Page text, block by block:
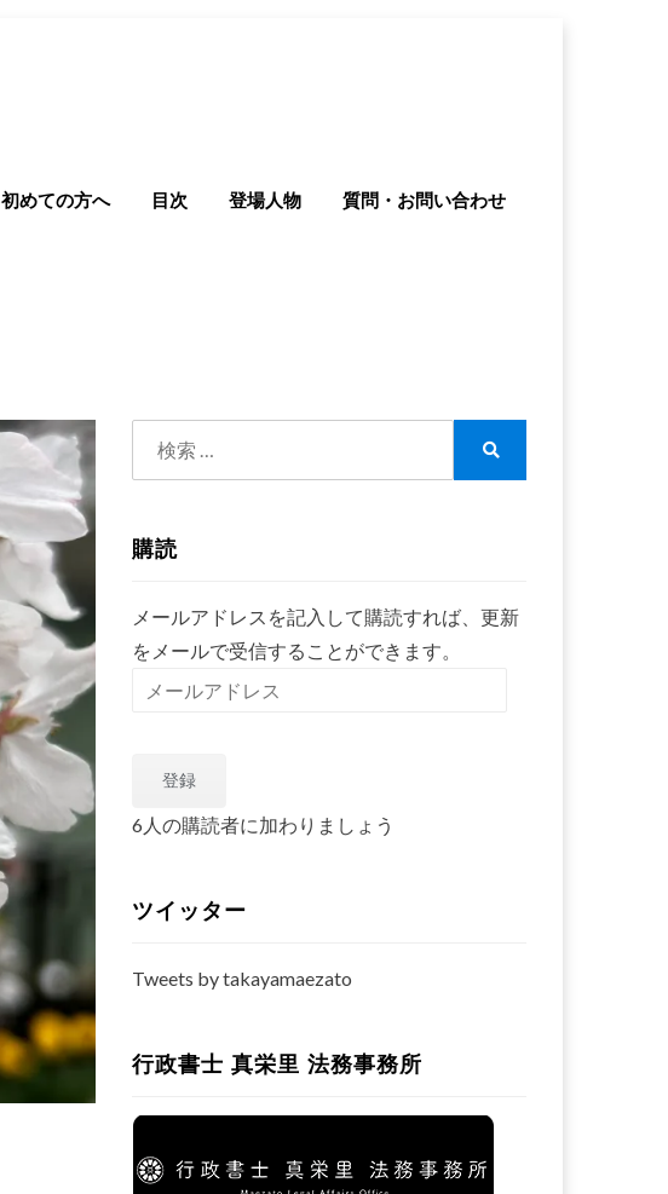
初めての方へ 目次 登場人物 質問・お問い合わせ
購読
メールアドレスを記入して購読すれば、更新
をメールで受信することができます。
ド
登録
6人の購読者に加わりましょう
ツイッター
Tweets by takayamaezato
行政書士 真栄里 法務事務所